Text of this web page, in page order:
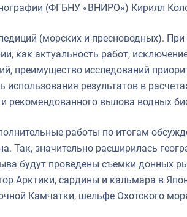
(ФГБНУ «ВНИРО») Кирилл
(морских и пресноводных).
как актуальность работ,
преимущество исследований
результатов в
рекомендованного вылова водных
работы по итогам
Так, значительно расширилась
будут проведены съемки донных
Арктики, сардины и кальмара в
Камчатки, шельфе Охотского